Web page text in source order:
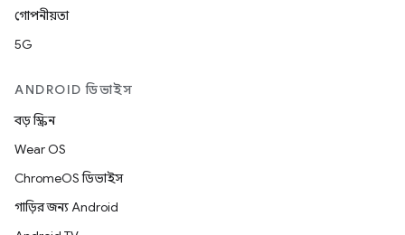
গোপনীয়তা
5G
ANDROID ডিভাইস
বড় স্ক্রিন
Wear OS
ChromeOS ডিভাইস
গাড়ির জন্য Android